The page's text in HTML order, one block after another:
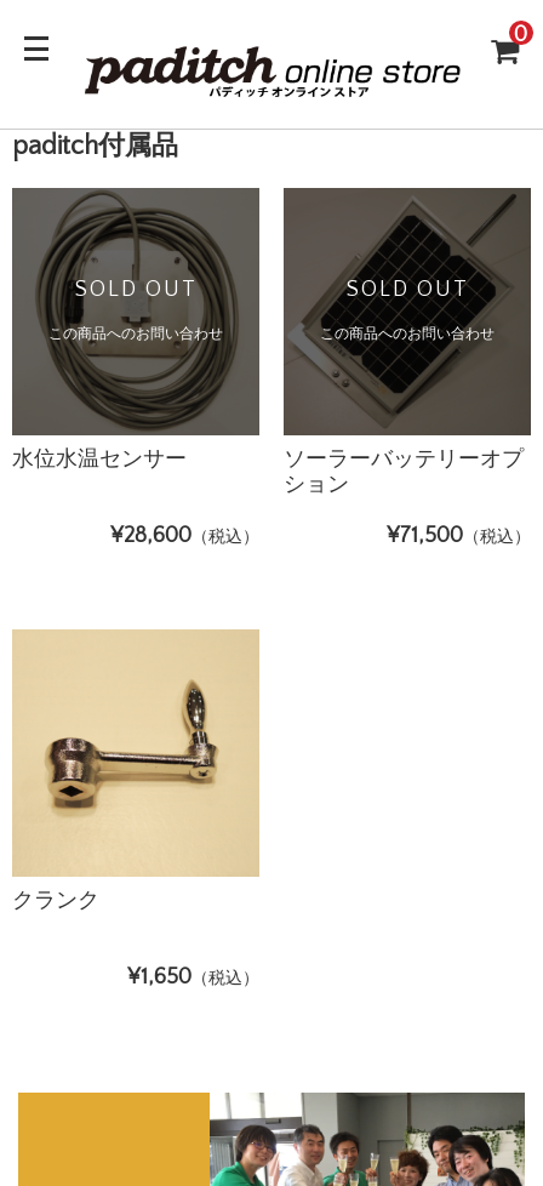
0
paditch付属品
SOLD OUT
この商品へのお問い合わせ
水位水温センサー
¥28,600 （税込）
SOLD OUT
この商品へのお問い合わせ
ソーラーバッテリーオプ
ション
¥71,500 （税込）
クランク
¥1,650 （税込）